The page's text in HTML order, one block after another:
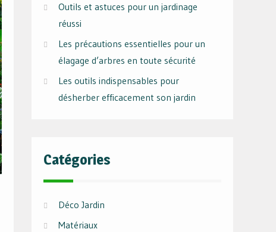
Outils et astuces pour un jardinage
réussi
Les précautions essentielles pour un
élagage d’arbres en toute sécurité
Les outils indispensables pour
désherber efficacement son jardin
Catégories
Déco Jardin
Matériaux